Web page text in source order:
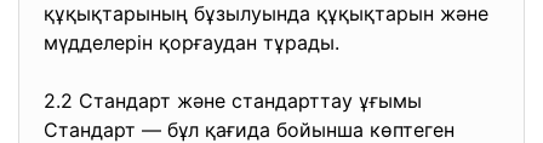
құқықтарының бұзылуында құқықтарын және
мүдделерін қорғаудан тұрады.
2.2 Стандарт және стандарттау ұғымы
Стандарт — бұл қағида бойынша көптеген